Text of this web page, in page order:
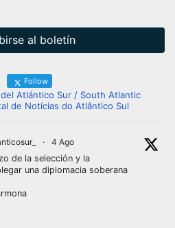
al boletín
Follow
Atlántico Sur / South Atlantic
de Notícias do Atlântico Sul
·
4 Ago
de la selección y la
una diplomacia soberana